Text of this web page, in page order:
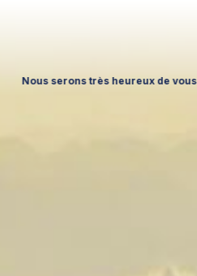
l’IFTM Top Resa 2026, du 15